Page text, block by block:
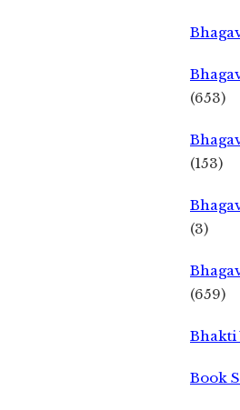
(653)
(153)
(3)
(659)
Bhakti
Book